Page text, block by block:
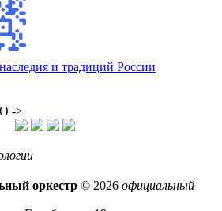
оркестр © 2026 официальный